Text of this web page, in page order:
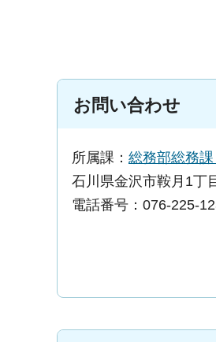
お問い合わせ
所属課： 総務部総務
石川県金沢市鞍月1丁
電話番号：076-225-